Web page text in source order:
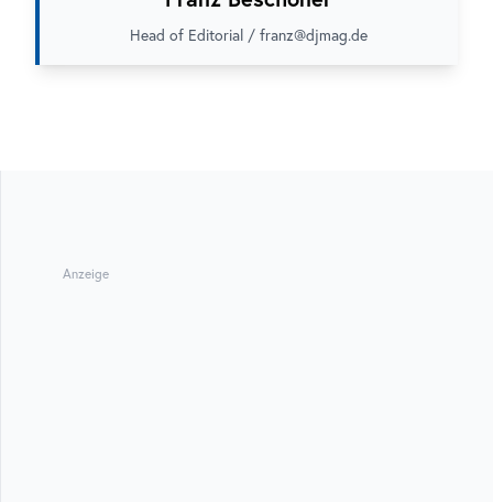
Head of Editorial / franz@djmag.de
Anzeige